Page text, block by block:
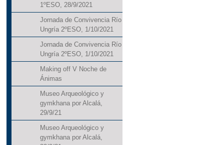
1ºESO, 28/9/2021
Jornada de Convivencia Río
Ungría 2ºESO, 1/10/2021
Jornada de Convivencia Río
Ungría 2ºESO, 1/10/2021
Making off V Noche de
Ánimas
Museo Arqueológico y
gymkhana por Alcalá,
29/9/21
Museo Arqueológico y
gymkhana por Alcalá,